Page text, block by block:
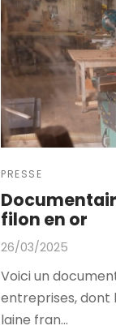
PRESSE
filon en or
26/03/2025
Voici un
entreprises, dont
laine fran…